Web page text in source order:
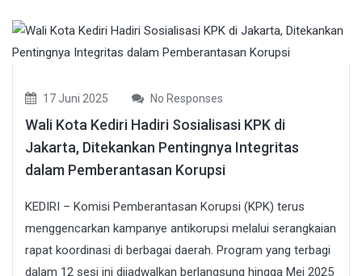
17 Juni 2025 No Responses
Wali Kota Kediri Hadiri Sosialisasi KPK di
Jakarta, Ditekankan Pentingnya Integritas
dalam Pemberantasan Korupsi
KEDIRI – Komisi Pemberantasan Korupsi (KPK) terus
menggencarkan kampanye antikorupsi melalui serangkaian
rapat koordinasi di berbagai daerah. Program yang terbagi
dalam 12 sesi ini dijadwalkan berlangsung hingga Mei 2025